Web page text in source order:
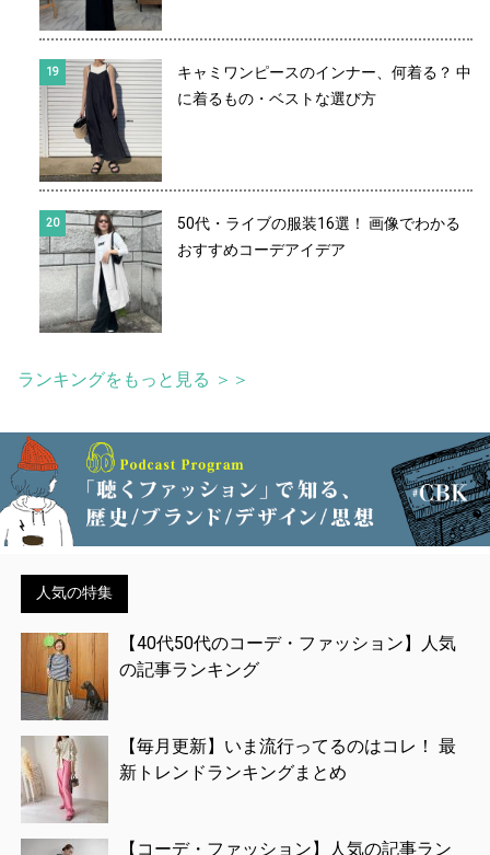
キャミワンピースのインナー、何着る？ 中
に着るもの・ベストな選び方
50代・ライブの服装16選！ 画像でわかる
おすすめコーデアイデア
ランキングをもっと見る ＞＞
人気の特集
【40代50代のコーデ・ファッション】人気
の記事ランキング
【毎月更新】いま流行ってるのはコレ！ 最
新トレンドランキングまとめ
【コーデ・ファッション】人気の記事ラン